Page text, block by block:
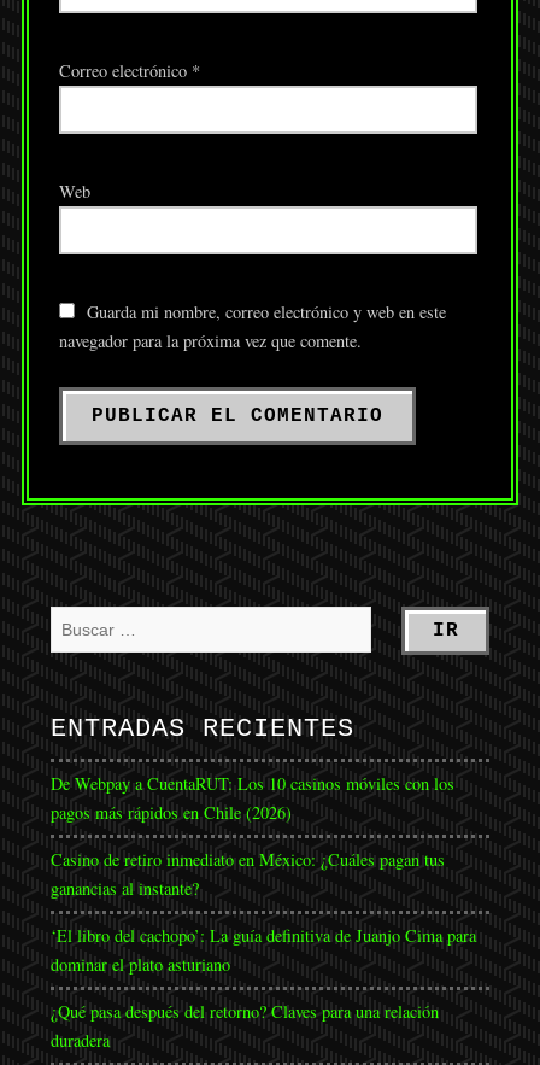
Correo electrónico *
Web
Guarda mi nombre, correo electrónico y web en este
navegador para la próxima vez que comente.
ENTRADAS RECIENTES
De Webpay a CuentaRUT: Los 10 casinos móviles con los
pagos más rápidos en Chile (2026)
Casino de retiro inmediato en México: ¿Cuáles pagan tus
ganancias al instante?
‘El libro del cachopo’: La guía definitiva de Juanjo Cima para
dominar el plato asturiano
¿Qué pasa después del retorno? Claves para una relación
duradera